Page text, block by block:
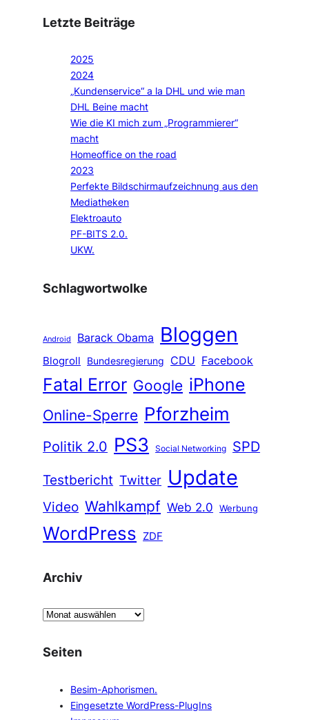
Letzte Beiträge
2025
2024
„Kundenservice“ a la DHL und wie man
DHL Beine macht
Wie die KI mich zum „Programmierer“
macht
Homeoffice on the road
2023
Perfekte Bildschirmaufzeichnung aus den
Mediatheken
Elektroauto
PF-BITS 2.0.
UKW.
Schlagwortwolke
Android Barack Obama Bloggen
Blogroll Bundesregierung CDU Facebook
Fatal Error Google iPhone
Online-Sperre Pforzheim
Politik 2.0 PS3 Social Networking
SPD
Testbericht Twitter Update
Video Wahlkampf Web 2.0 Werbung
WordPress ZDF
Archiv
A
c
Seiten
Besim-Aphorismen.
Eingesetzte WordPress-PlugIns